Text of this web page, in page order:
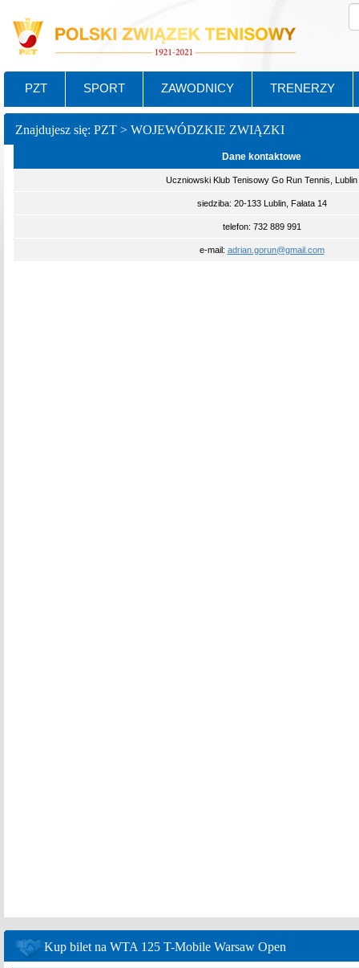
PZT SPORT ZAWODNICY TRENERZY
Znajdujesz się: PZT > WOJEWÓDZKIE ZWIĄZKI
Dane kontaktowe
Uczniowski Klub Tenisowy Go Run Tennis, Lublin
siedziba: 20-133 Lublin, Fałata 14
telefon: 732 889 991
e-mail: adrian.gorun@gmail.com
Kup bilet na WTA 125 T-Mobile Warsaw Open